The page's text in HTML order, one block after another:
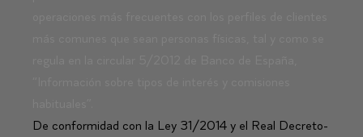
De conformidad con la Ley 31/2014 y el Real Decreto-